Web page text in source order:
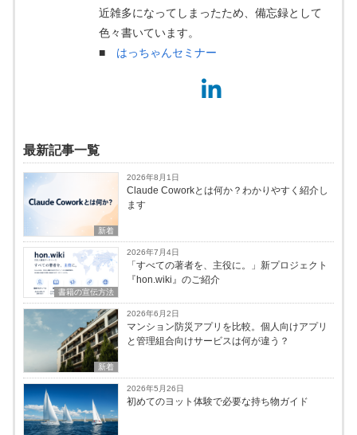
近雑多になってしまったため、備忘録として
色々書いています。
■ はっちゃんセミナー
最新記事一覧
新着
2026年8月1日
Claude Coworkとは何か？わかりやすく紹介し
ます
書籍の宣伝方法
2026年7月4日
「すべての著者を、主役に。」新プロジェクト
『hon.wiki』のご紹介
新着
2026年6月2日
マンション防災アプリを比較。個人向けアプリ
と管理組合向けサービスは何が違う？
2026年5月26日
初めてのヨット体験で必要な持ち物ガイド